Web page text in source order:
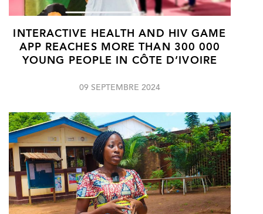
INTERACTIVE HEALTH AND HIV GAME
APP REACHES MORE THAN 300 000
YOUNG PEOPLE IN CÔTE D’IVOIRE
09 SEPTEMBRE 2024